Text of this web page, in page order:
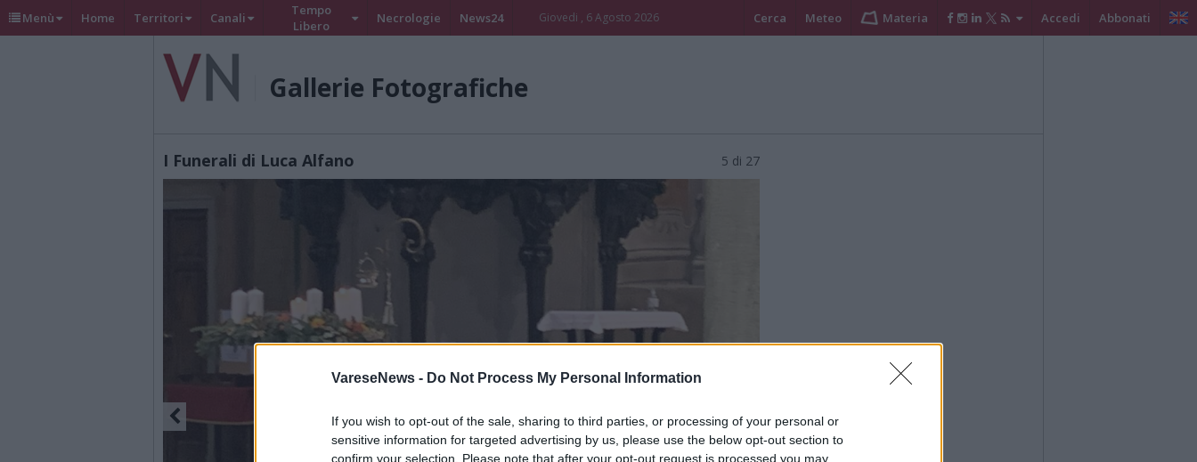
VareseNews - Do Not Process My Personal Information
If you wish to opt-out of the sale, sharing to third parties, or processing of your personal or
sensitive information for targeted advertising by us, please use the below opt-out section to
confirm your selection. Please note that after your opt-out request is processed you may
Menù Home Territori Canali
Tempo
Libero
Necrologie News24 Giovedi , 6 Agosto 2026 Cerca Meteo Materia Accedi Abbonati
Gallerie Fotografiche
I Funerali di Luca Alfano 5 di 27